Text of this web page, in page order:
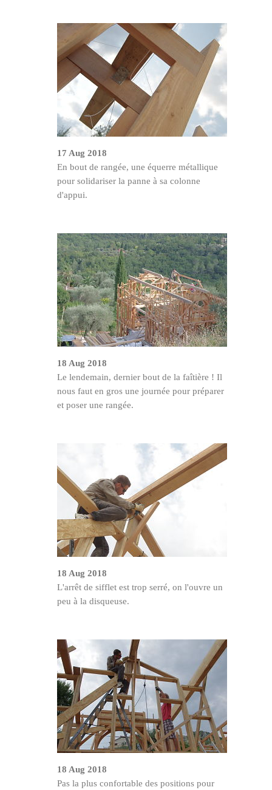
17 Aug 2018
En bout de rangée, une équerre métallique
pour solidariser la panne à sa colonne
d'appui.
18 Aug 2018
Le lendemain, dernier bout de la faîtière ! Il
nous faut en gros une journée pour préparer
et poser une rangée.
18 Aug 2018
L'arrêt de sifflet est trop serré, on l'ouvre un
peu à la disqueuse.
18 Aug 2018
Pas la plus confortable des positions pour